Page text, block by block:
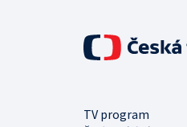
TV program